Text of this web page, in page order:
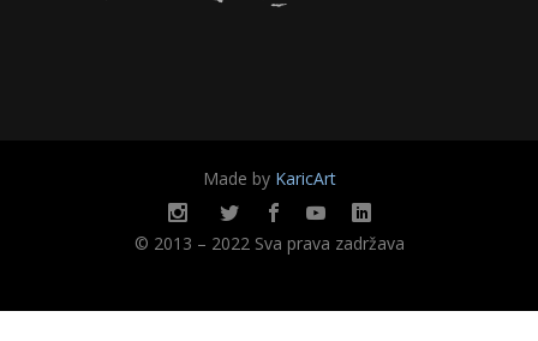
Made by KaricArt
© 2013 – 2022 Sva prava zadržava